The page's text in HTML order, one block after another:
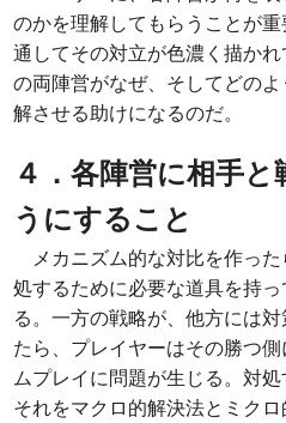
のかを理解してもらうことが
通してその対立が色濃く描か
の両陣営がなぜ、そしてどの
解させる助けになるのだ。
４．各陣営に相手
うにすること
メカニズム的な対比を作っ
処するために必要な道具を持
る。一方の戦略が、他方には
たら、プレイヤーはその勝つ
ムプレイに問題が生じる。対
それをマクロ的解決法とミク